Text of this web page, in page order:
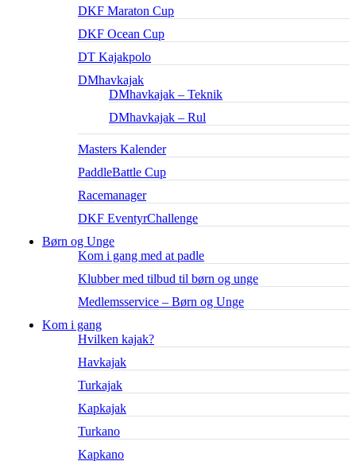
DKF Maraton Cup
DKF Ocean Cup
DT Kajakpolo
DMhavkajak
DMhavkajak – Teknik
DMhavkajak – Rul
Masters Kalender
PaddleBattle Cup
Racemanager
DKF EventyrChallenge
Børn og Unge
Kom i gang med at padle
Klubber med tilbud til børn og unge
Medlemsservice – Børn og Unge
Kom i gang
Hvilken kajak?
Havkajak
Turkajak
Kapkajak
Turkano
Kapkano